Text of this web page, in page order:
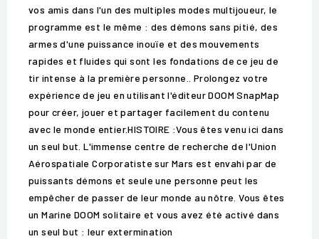
vos amis dans l'un des multiples modes multijoueur, le
programme est le même : des démons sans pitié, des
armes d'une puissance inouïe et des mouvements
rapides et fluides qui sont les fondations de ce jeu de
tir intense à la première personne.. Prolongez votre
expérience de jeu en utilisant l'éditeur DOOM SnapMap
pour créer, jouer et partager facilement du contenu
avec le monde entier.HISTOIRE :Vous êtes venu ici dans
un seul but. L'immense centre de recherche de l'Union
Aérospatiale Corporatiste sur Mars est envahi par de
puissants démons et seule une personne peut les
empêcher de passer de leur monde au nôtre. Vous êtes
un Marine DOOM solitaire et vous avez été activé dans
un seul but : leur extermination